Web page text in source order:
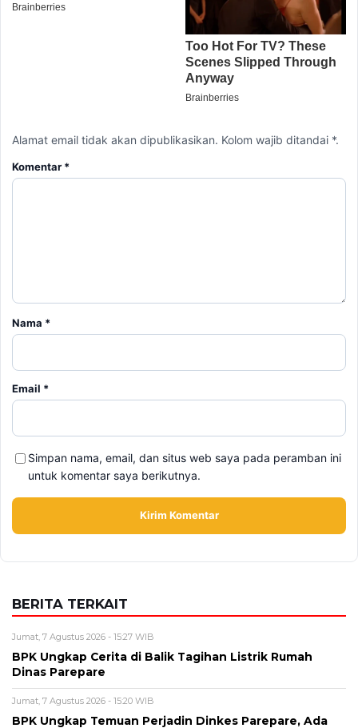
Alamat email tidak akan dipublikasikan. Kolom wajib ditandai *.
Komentar *
Nama *
Email *
Simpan nama, email, dan situs web saya pada peramban ini
untuk komentar saya berikutnya.
BERITA TERKAIT
Jumat, 7 Agustus 2026 - 15:27 WIB
BPK Ungkap Cerita di Balik Tagihan Listrik Rumah
Dinas Parepare
Jumat, 7 Agustus 2026 - 15:20 WIB
BPK Ungkap Temuan Perjadin Dinkes Parepare, Ada